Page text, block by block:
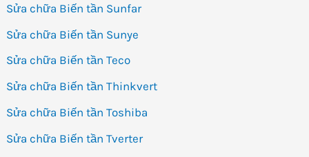
Sửa chữa Biến tần Sunfar
Sửa chữa Biến tần Sunye
Sửa chữa Biến tần Teco
Sửa chữa Biến tần Thinkvert
Sửa chữa Biến tần Toshiba
Sửa chữa Biến tần Tverter